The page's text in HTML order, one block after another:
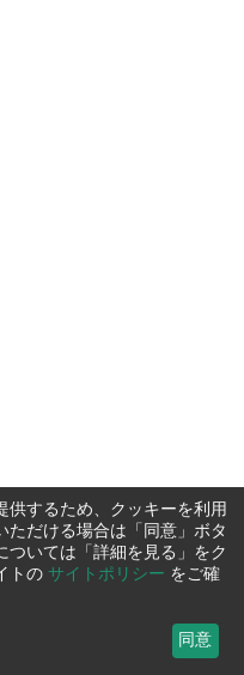
供するため、クッキーを利用
ただける場合は「同意」ボタ
ついては「詳細を見る」をク
トの サイトポリシー をご確
同意